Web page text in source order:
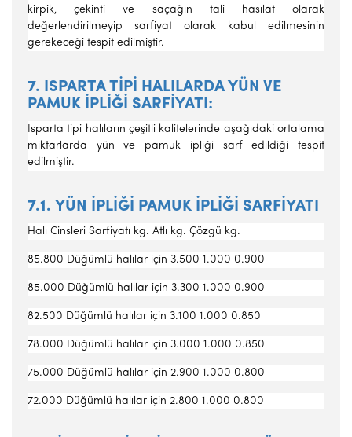
kirpik, çekinti ve saçağın tali hasılat olarak
değerlendirilmeyip sarfiyat olarak kabul edilmesinin
gerekeceği tespit edilmiştir.
7. ISPARTA TİPİ HALILARDA YÜN VE
PAMUK İPLİĞİ SARFİYATI:
Isparta tipi halıların çeşitli kalitelerinde aşağıdaki ortalama
miktarlarda yün ve pamuk ipliği sarf edildiği tespit
edilmiştir.
7.1. YÜN İPLİĞİ PAMUK İPLİĞİ SARFİYATI
Halı Cinsleri Sarfiyatı kg. Atlı kg. Çözgü kg.
85.800 Düğümlü halılar için 3.500 1.000 0.900
85.000 Düğümlü halılar için 3.300 1.000 0.900
82.500 Düğümlü halılar için 3.100 1.000 0.850
78.000 Düğümlü halılar için 3.000 1.000 0.850
75.000 Düğümlü halılar için 2.900 1.000 0.800
72.000 Düğümlü halılar için 2.800 1.000 0.800